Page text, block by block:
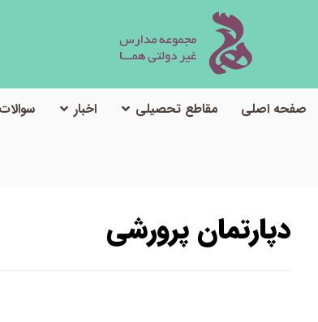
صفحه اصلی مقاطع تحصیلی اخبار
دپارتمان پرورشی